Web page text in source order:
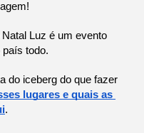
Luz é um evento
país todo.
do iceberg do que fazer
lugares e quais as
.